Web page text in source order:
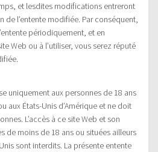
et lesdites modifications entreront
de l’entente modifiée. Par conséquent,
périodiquement, et en
Web ou à l’utiliser, vous serez réputé
uniquement aux personnes de 18 ans
aux États-Unis d’Amérique et ne doit
L’accès à ce site Web et son
de moins de 18 ans ou situées ailleurs
sont interdits. La présente entente